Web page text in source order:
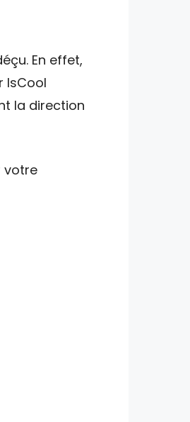
En effet,
IsCool
la direction
votre